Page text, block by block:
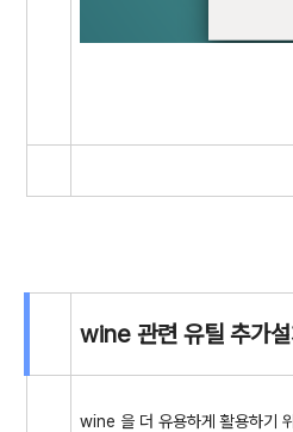
wine 관련 유틸 추가
wine 을 더 유용하게 활용하기